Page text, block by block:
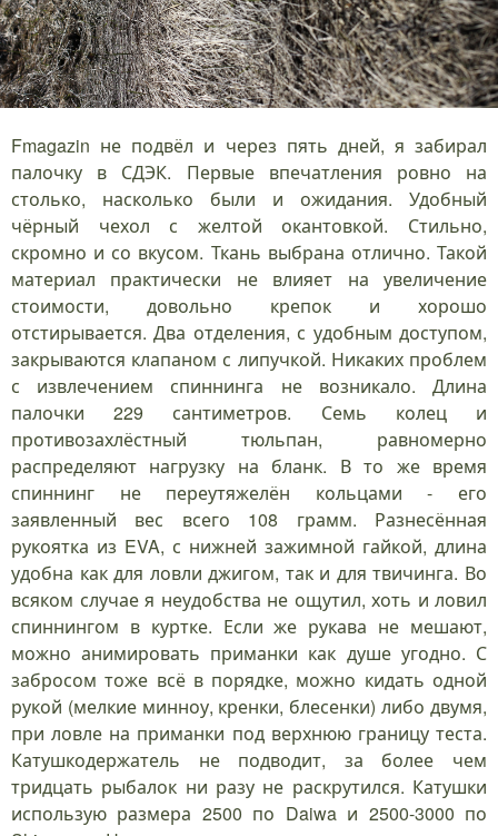
Fmagazin не подвёл и через пять дней, я забирал
палочку в СДЭК. Первые впечатления ровно на
столько, насколько были и ожидания. Удобный
чёрный чехол с желтой окантовкой. Стильно,
скромно и со вкусом. Ткань выбрана отлично. Такой
материал практически не влияет на увеличение
стоимости, довольно крепок и хорошо
отстирывается. Два отделения, с удобным доступом,
закрываются клапаном с липучкой. Никаких проблем
с извлечением спиннинга не возникало. Длина
палочки 229 сантиметров. Семь колец и
противозахлёстный тюльпан, равномерно
распределяют нагрузку на бланк. В то же время
спиннинг не переутяжелён кольцами - его
заявленный вес всего 108 грамм. Разнесённая
рукоятка из EVA, с нижней зажимной гайкой, длина
удобна как для ловли джигом, так и для твичинга. Во
всяком случае я неудобства не ощутил, хоть и ловил
спиннингом в куртке. Если же рукава не мешают,
можно анимировать приманки как душе угодно. С
забросом тоже всё в порядке, можно кидать одной
рукой (мелкие минноу, кренки, блесенки) либо двумя,
при ловле на приманки под верхнюю границу теста.
Катушкодержатель не подводит, за более чем
тридцать рыбалок ни разу не раскрутился. Катушки
использую размера 2500 по Daiwa и 2500-3000 по